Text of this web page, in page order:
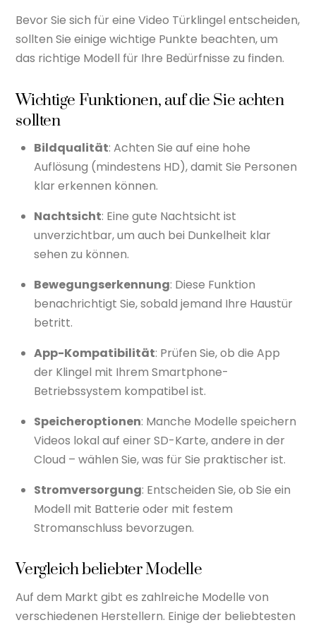
Bevor Sie sich für eine Video Türklingel entscheiden,
sollten Sie einige wichtige Punkte beachten, um
das richtige Modell für Ihre Bedürfnisse zu finden.
Wichtige Funktionen, auf die Sie achten
sollten
Bildqualität: Achten Sie auf eine hohe
Auflösung (mindestens HD), damit Sie Personen
klar erkennen können.
Nachtsicht: Eine gute Nachtsicht ist
unverzichtbar, um auch bei Dunkelheit klar
sehen zu können.
Bewegungserkennung: Diese Funktion
benachrichtigt Sie, sobald jemand Ihre Haustür
betritt.
App-Kompatibilität: Prüfen Sie, ob die App
der Klingel mit Ihrem Smartphone-
Betriebssystem kompatibel ist.
Speicheroptionen: Manche Modelle speichern
Videos lokal auf einer SD-Karte, andere in der
Cloud – wählen Sie, was für Sie praktischer ist.
Stromversorgung: Entscheiden Sie, ob Sie ein
Modell mit Batterie oder mit festem
Stromanschluss bevorzugen.
Vergleich beliebter Modelle
Auf dem Markt gibt es zahlreiche Modelle von
verschiedenen Herstellern. Einige der beliebtesten